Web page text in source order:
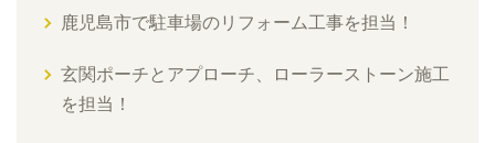
鹿児島市で駐車場のリフォーム工事を担当！
玄関ポーチとアプローチ、ローラーストーン施工
を担当！